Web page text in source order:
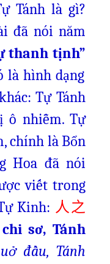
Tánh là gì?
đã nói năm
thanh tịnh”
là hình dạng
Tự Tánh
ô nhiễm. Tự
chính là Bổn
Hoa đã nói
viết trong
Kinh: 人之
sơ, Tánh
đầu, Tánh